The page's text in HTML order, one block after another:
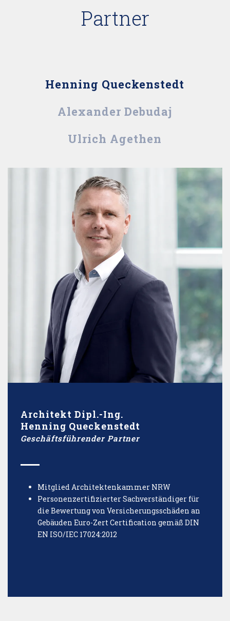
Partner
Henning Queckenstedt
Alexander Debudaj
Ulrich Agethen
Architekt Dipl.-Ing.
Henning Queckenstedt
Geschäftsführender Partner
Mitglied Architektenkammer NRW
Personenzertifizierter Sachverständiger für
die Bewertung von Versicherungsschäden an
Gebäuden Euro-Zert Certification gemäß DIN
EN ISO/IEC 17024:2012